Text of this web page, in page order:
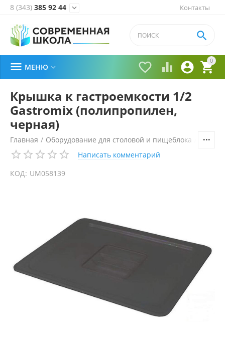
Контакты
8 (343) 385 92 44 
0


 

 МЕНЮ 
Крышка к гастроемкости 1/2
Gastromix (полипропилен,
черная)
Главная / Оборудование для столовой и пищеблока
Написать комментарий
КОД: UM058139